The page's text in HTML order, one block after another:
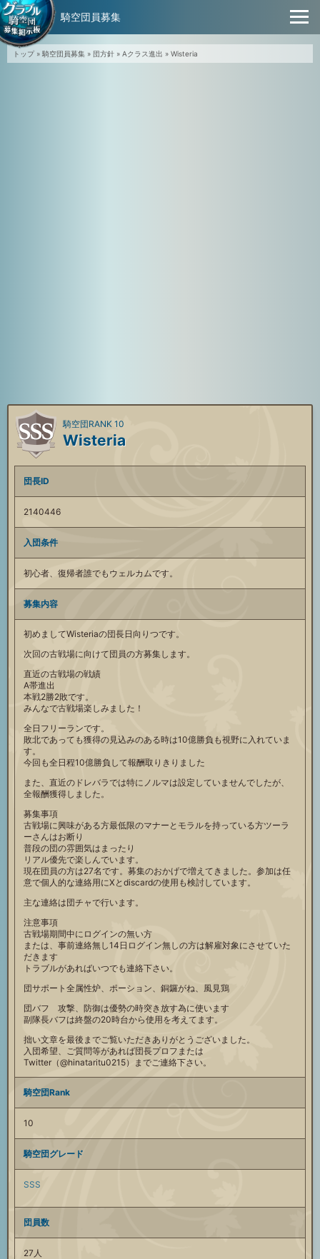
トップ» 騎空団員募集 » 団方針 » Aクラス進出 » Wisteria
Wisteria
騎空団RANK 10
団長ID
2140446
入団条件
初心者、復帰者誰でもウェルカムです。
募集内容
初めましてWisteriaの団長日向りつです。
次回の古戦場に向けて団員の方募集します。
直近の古戦場の戦績
A帯進出
本戦2勝2敗です。
みんなで古戦場楽しみました！
全日フリーランです。
敗北であっても獲得の見込みのある時は10億勝負も視野に入れていま
す。
今回も全日程10億勝負して報酬取りきりました
また、直近のドレバラでは特にノルマは設定していませんでしたが、
全報酬獲得しました。
募集事項
古戦場に興味がある方最低限のマナーとモラルを持っている方ツーラ
ーさんはお断り
普段の団の雰囲気はまったり
リアル優先で楽しんでいます。
現在団員の方は27名です。募集のおかげで増えてきました。参加は任
意で個人的な連絡用にXとdiscardの使用も検討しています。
主な連絡は団チャで行います。
注意事項
古戦場期間中にログインの無い方
または、事前連絡無し14日ログイン無しの方は解雇対象にさせていた
だきます
トラブルがあればいつでも連絡下さい。
団サポート全属性炉、ポーション、銅鑼がね、風見鶏
団バフ 攻撃、防御は優勢の時突き放す為に使います
副隊長バフは終盤の20時台から使用を考えてます。
拙い文章を最後までご覧いただきありがとうございました。
入団希望、ご質問等があれば団長プロフまたは
Twitter（@hinataritu0215）までご連絡下さい。
騎空団Rank
10
騎空団グレード
SSS
団員数
27人
騎空団員募集